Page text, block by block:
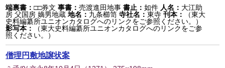
端裏書：□□券文 事書：売渡進田地事 書止：如件 人名： 大江助
房 父国房 嫡男地蔵 地名： 九条櫛笥 寺社名：東寺 刊本：
（東大
史料編纂所ユニオンカタログへのリンクをご参照ください。）
影写本：
（東大史料編纂所ユニオンカタログへのリンクをご参
照ください。）
僧理円敷地譲状案